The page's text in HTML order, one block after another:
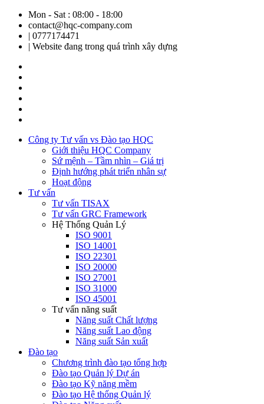
Mon - Sat : 08:00 - 18:00
contact@hqc-company.com
| 0777174471
| Website đang trong quá trình xây dựng
Công ty Tư vấn vs Đào tạo HQC
Giới thiệu HQC Company
Sứ mệnh – Tầm nhìn – Giá trị
Định hướng phát triển nhân sự
Hoạt động
Tư vấn
Tư vấn TISAX
Tư vấn GRC Framework
Hệ Thống Quản Lý
ISO 9001
ISO 14001
ISO 22301
ISO 20000
ISO 27001
ISO 31000
ISO 45001
Tư vấn năng suất
Năng suất Chất lượng
Năng suất Lao động
Năng suất Sản xuất
Đào tạo
Chương trình đào tạo tổng hợp
Đào tạo Quản lý Dự án
Đào tạo Kỹ năng mềm
Đào tạo Hệ thống Quản lý